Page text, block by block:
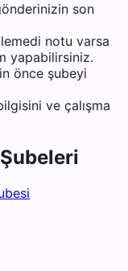
son
notu varsa
yapabilirsiniz.
önce şubeyi
ve çalışma
Şubeleri